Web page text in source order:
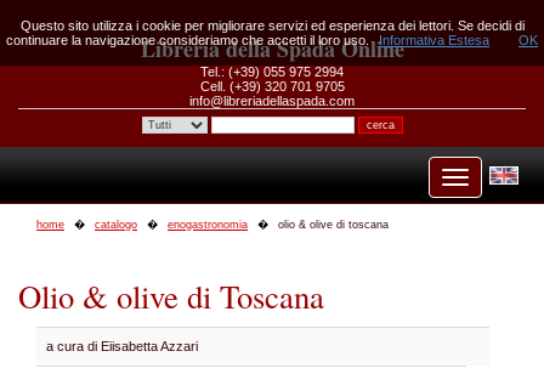
Libreria della Spada Online
Tel.: (+39) 055 975 2994
Cell. (+39) 320 701 9705
info@libreriadellaspada.com
home catalogo enogastronomia olio & olive di toscana
Olio & olive di Toscana
a cura di Eiisabetta Azzari
Questo sito utilizza i cookie per migliorare servizi ed esperienza dei lettori. Se decidi di
continuare la navigazione consideriamo che accetti il loro uso.
Informativa Estesa OK